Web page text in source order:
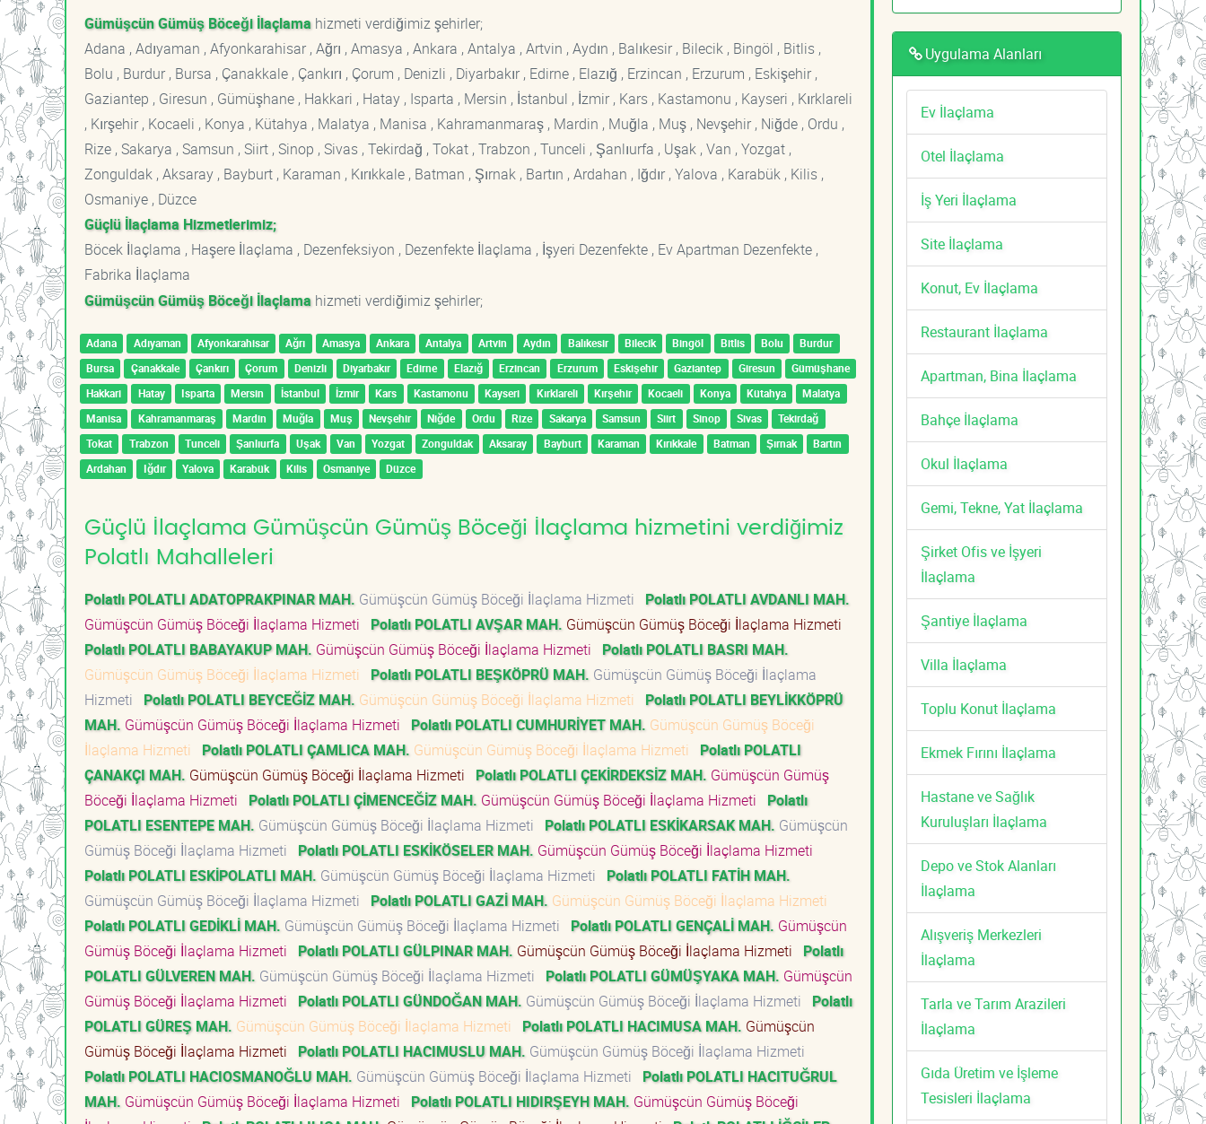
Gümüşcün Gümüş Böceği İlaçlama hizmeti verdiğimiz şehirler;
Adana , Adıyaman , Afyonkarahisar , Ağrı , Amasya , Ankara , Antalya , Artvin , Aydın , Balıkesir , Bilecik , Bingöl , Bitlis ,
Bolu , Burdur , Bursa , Çanakkale , Çankırı , Çorum , Denizli , Diyarbakır , Edirne , Elazığ , Erzincan , Erzurum , Eskişehir ,
Gaziantep , Giresun , Gümüşhane , Hakkari , Hatay , Isparta , Mersin , İstanbul , İzmir , Kars , Kastamonu , Kayseri , Kırklareli
, Kırşehir , Kocaeli , Konya , Kütahya , Malatya , Manisa , Kahramanmaraş , Mardin , Muğla , Muş , Nevşehir , Niğde , Ordu ,
Rize , Sakarya , Samsun , Siirt , Sinop , Sivas , Tekirdağ , Tokat , Trabzon , Tunceli , Şanlıurfa , Uşak , Van , Yozgat ,
Zonguldak , Aksaray , Bayburt , Karaman , Kırıkkale , Batman , Şırnak , Bartın , Ardahan , Iğdır , Yalova , Karabük , Kilis ,
Osmaniye , Düzce
Güçlü İlaçlama Hizmetlerimiz;
Böcek İlaçlama , Haşere İlaçlama , Dezenfeksiyon , Dezenfekte İlaçlama , İşyeri Dezenfekte , Ev Apartman Dezenfekte ,
Fabrika İlaçlama
Gümüşcün Gümüş Böceği İlaçlama hizmeti verdiğimiz şehirler;
Adana Adıyaman Afyonkarahisar Ağrı Amasya Ankara Antalya Artvin Aydın Balıkesir Bilecik Bingöl Bitlis Bolu
Burdur
Bursa
Çanakkale Çankırı Çorum Denizli Diyarbakır Edirne Elazığ Erzincan Erzurum Eskişehir Gaziantep Giresun
Gümüşhane
Hakkari
Hatay Isparta Mersin İstanbul İzmir Kars Kastamonu Kayseri Kırklareli Kırşehir Kocaeli Konya Kütahya
Malatya
Manisa
Kahramanmaraş Mardin Muğla Muş Nevşehir Niğde Ordu Rize Sakarya Samsun Siirt Sinop Sivas
Tekirdağ
Tokat
Trabzon Tunceli Şanlıurfa Uşak Van Yozgat Zonguldak Aksaray Bayburt Karaman Kırıkkale Batman Şırnak
Bartın
Ardahan
Iğdır Yalova Karabük Kilis Osmaniye Düzce
Güçlü İlaçlama Gümüşcün Gümüş Böceği İlaçlama hizmetini verdiğimiz
Polatlı Mahalleleri
Polatlı POLATLI ADATOPRAKPINAR MAH. Gümüşcün Gümüş Böceği İlaçlama Hizmeti
Polatlı POLATLI AVDANLI MAH.
Gümüşcün Gümüş Böceği İlaçlama Hizmeti
Polatlı POLATLI AVŞAR MAH. Gümüşcün Gümüş Böceği İlaçlama Hizmeti
Polatlı POLATLI BABAYAKUP MAH. Gümüşcün Gümüş Böceği İlaçlama Hizmeti
Polatlı POLATLI BASRI MAH.
Gümüşcün Gümüş Böceği İlaçlama Hizmeti
Polatlı POLATLI BEŞKÖPRÜ MAH. Gümüşcün Gümüş Böceği İlaçlama
Hizmeti
Polatlı POLATLI BEYCEĞİZ MAH. Gümüşcün Gümüş Böceği İlaçlama Hizmeti
Polatlı POLATLI BEYLİKKÖPRÜ
MAH. Gümüşcün Gümüş Böceği İlaçlama Hizmeti Polatlı POLATLI CUMHURİYET MAH. Gümüşcün Gümüş Böceği
İlaçlama Hizmeti
Polatlı POLATLI ÇAMLICA MAH. Gümüşcün Gümüş Böceği İlaçlama Hizmeti
Polatlı POLATLI
ÇANAKÇI MAH. Gümüşcün Gümüş Böceği İlaçlama Hizmeti Polatlı POLATLI ÇEKİRDEKSİZ MAH. Gümüşcün Gümüş
Böceği İlaçlama Hizmeti
Polatlı POLATLI ÇİMENCEĞİZ MAH. Gümüşcün Gümüş Böceği İlaçlama Hizmeti
Polatlı
POLATLI ESENTEPE MAH. Gümüşcün Gümüş Böceği İlaçlama Hizmeti Polatlı POLATLI ESKİKARSAK MAH. Gümüşcün
Gümüş Böceği İlaçlama Hizmeti
Polatlı POLATLI ESKİKÖSELER MAH. Gümüşcün Gümüş Böceği İlaçlama Hizmeti
Polatlı POLATLI ESKİPOLATLI MAH. Gümüşcün Gümüş Böceği İlaçlama Hizmeti
Polatlı POLATLI FATİH MAH.
Gümüşcün Gümüş Böceği İlaçlama Hizmeti
Polatlı POLATLI GAZİ MAH. Gümüşcün Gümüş Böceği İlaçlama Hizmeti
Polatlı POLATLI GEDİKLİ MAH. Gümüşcün Gümüş Böceği İlaçlama Hizmeti Polatlı POLATLI GENÇALİ MAH. Gümüşcün
Gümüş Böceği İlaçlama Hizmeti
Polatlı POLATLI GÜLPINAR MAH. Gümüşcün Gümüş Böceği İlaçlama Hizmeti
Polatlı
POLATLI GÜLVEREN MAH. Gümüşcün Gümüş Böceği İlaçlama Hizmeti Polatlı POLATLI GÜMÜŞYAKA MAH. Gümüşcün
Gümüş Böceği İlaçlama Hizmeti
Polatlı POLATLI GÜNDOĞAN MAH. Gümüşcün Gümüş Böceği İlaçlama Hizmeti
Polatlı
POLATLI GÜREŞ MAH. Gümüşcün Gümüş Böceği İlaçlama Hizmeti Polatlı POLATLI HACIMUSA MAH. Gümüşcün
Gümüş Böceği İlaçlama Hizmeti
Polatlı POLATLI HACIMUSLU MAH. Gümüşcün Gümüş Böceği İlaçlama Hizmeti
Polatlı POLATLI HACIOSMANOĞLU MAH. Gümüşcün Gümüş Böceği İlaçlama Hizmeti
Polatlı POLATLI HACITUĞRUL
MAH. Gümüşcün Gümüş Böceği İlaçlama Hizmeti Polatlı POLATLI HIDIRŞEYH MAH. Gümüşcün Gümüş Böceği
Uygulama Alanları
Ev İlaçlama
Otel İlaçlama
İş Yeri İlaçlama
Site İlaçlama
Konut, Ev İlaçlama
Restaurant İlaçlama
Apartman, Bina İlaçlama
Bahçe İlaçlama
Okul İlaçlama
Gemi, Tekne, Yat İlaçlama
Şirket Ofis ve İşyeri
İlaçlama
Şantiye İlaçlama
Villa İlaçlama
Toplu Konut İlaçlama
Ekmek Fırını İlaçlama
Hastane ve Sağlık
Kuruluşları İlaçlama
Depo ve Stok Alanları
İlaçlama
Alışveriş Merkezleri
İlaçlama
Tarla ve Tarım Arazileri
İlaçlama
Gıda Üretim ve İşleme
Tesisleri İlaçlama